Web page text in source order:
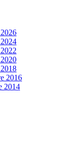
2016
2014